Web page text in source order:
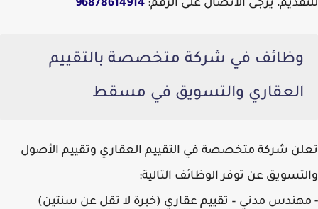
للتقديم، يرجى الاتصال على الرقم: 96878614914
وظائف في شركة متخصصة بالتقييم
العقاري والتسويق في مسقط
تعلن شركة متخصصة في التقييم العقاري وتقييم الأصول
والتسويق عن توفر الوظائف التالية:
- مهندس مدني – تقييم عقاري (خبرة لا تقل عن سنتين)